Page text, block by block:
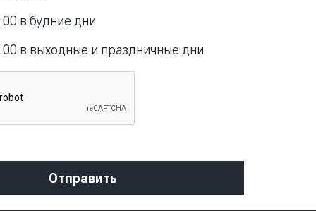
в будние дни
в выходные и праздничные дни